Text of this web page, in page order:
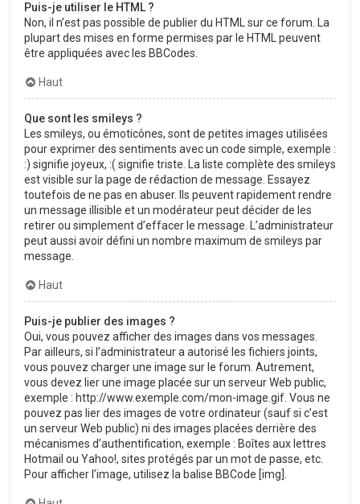
Puis-je utiliser le HTML ?
Non, il n’est pas possible de publier du HTML sur ce forum. La
plupart des mises en forme permises par le HTML peuvent
être appliquées avec les BBCodes.
Haut
Que sont les smileys ?
Les smileys, ou émoticônes, sont de petites images utilisées
pour exprimer des sentiments avec un code simple, exemple :
:) signifie joyeux, :( signifie triste. La liste complète des smileys
est visible sur la page de rédaction de message. Essayez
toutefois de ne pas en abuser. Ils peuvent rapidement rendre
un message illisible et un modérateur peut décider de les
retirer ou simplement d’effacer le message. L’administrateur
peut aussi avoir défini un nombre maximum de smileys par
message.
Haut
Puis-je publier des images ?
Oui, vous pouvez afficher des images dans vos messages.
Par ailleurs, si l’administrateur a autorisé les fichiers joints,
vous pouvez charger une image sur le forum. Autrement,
vous devez lier une image placée sur un serveur Web public,
exemple : http://www.exemple.com/mon-image.gif. Vous ne
pouvez pas lier des images de votre ordinateur (sauf si c’est
un serveur Web public) ni des images placées derrière des
mécanismes d’authentification, exemple : Boîtes aux lettres
Hotmail ou Yahoo!, sites protégés par un mot de passe, etc.
Pour afficher l’image, utilisez la balise BBCode [img].